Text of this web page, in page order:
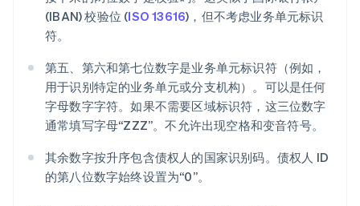
(IBAN) 校验位 (ISO 13616)，但不考虑业务单元标识
符。
第五、第六和第七位数字是业务单元标识符（例如，
用于识别特定的业务单元或分支机构）。可以是任何
字母数字字符。如果不需要区域标识符，这三位数字
通常填写字母“ZZZ”。不允许出现空格和变音符号。
其余数字按升序包含债权人的国家识别码。债权人 ID
的第八位数字始终设置为“0”。